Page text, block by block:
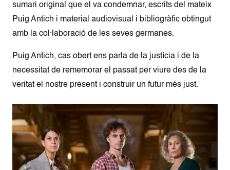
sumari original que el va condemnar, escrits del mateix
Puig Antich i material audiovisual i bibliogràfic obtingut
amb la col·laboració de les seves germanes.
Puig Antich, cas obert ens parla de la justícia i de la
necessitat de rememorar el passat per viure des de la
veritat el nostre present i construir un futur més just.